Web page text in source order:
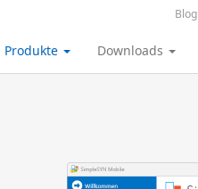
Produkte Downloads
Blog